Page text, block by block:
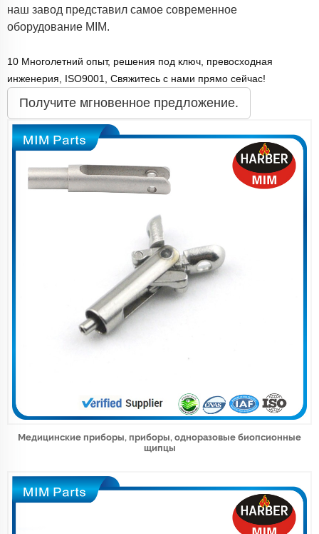
наш завод представил самое современное
оборудование MIM.
10 Многолетний опыт, решения под ключ, превосходная
инженерия, ISO9001, Свяжитесь с нами прямо сейчас!
Получите мгновенное предложение.
Медицинские приборы, приборы, одноразовые биопсионные
щипцы